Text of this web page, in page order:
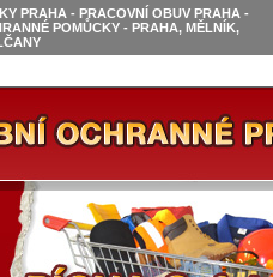
PRAHA - PRACOVNÍ OBUV PRAHA -
POMŮCKY - PRAHA, MĚLNÍK,